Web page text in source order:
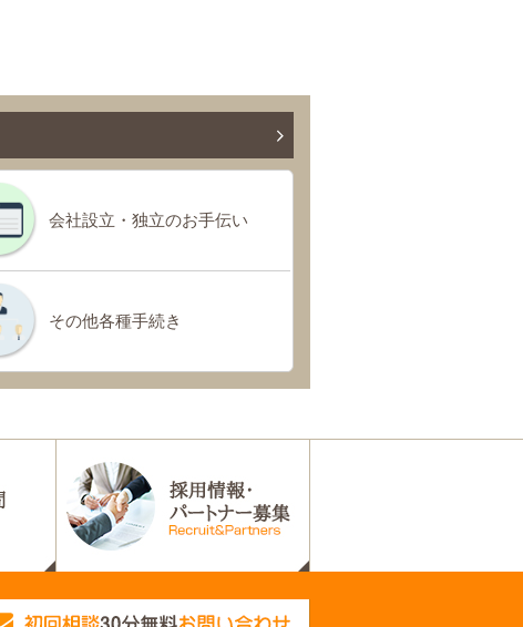
会社設立・独立のお手伝い
その他各種手続き